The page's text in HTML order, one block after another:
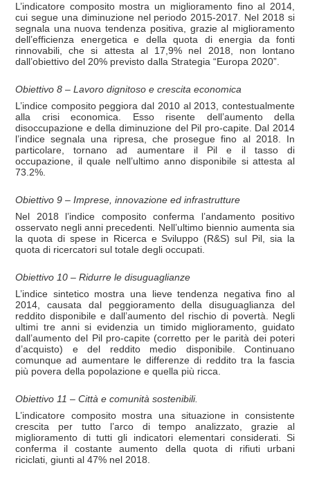
L’indicatore composito mostra un miglioramento fino al 2014,
cui segue una diminuzione nel periodo 2015-2017. Nel 2018 si
segnala una nuova tendenza positiva, grazie al miglioramento
dell’efficienza energetica e della quota di energia da fonti
rinnovabili, che si attesta al 17,9% nel 2018, non lontano
dall’obiettivo del 20% previsto dalla Strategia “Europa 2020”.
Obiettivo 8 – Lavoro dignitoso e crescita economica
L’indice composito peggiora dal 2010 al 2013, contestualmente
alla crisi economica. Esso risente dell’aumento della
disoccupazione e della diminuzione del Pil pro-capite. Dal 2014
l’indice segnala una ripresa, che prosegue fino al 2018. In
particolare, tornano ad aumentare il Pil e il tasso di
occupazione, il quale nell’ultimo anno disponibile si attesta al
73.2%.
Obiettivo 9 – Imprese, innovazione ed infrastrutture
Nel 2018 l’indice composito conferma l’andamento positivo
osservato negli anni precedenti. Nell’ultimo biennio aumenta sia
la quota di spese in Ricerca e Sviluppo (R&S) sul Pil, sia la
quota di ricercatori sul totale degli occupati.
Obiettivo 10 – Ridurre le disuguaglianze
L’indice sintetico mostra una lieve tendenza negativa fino al
2014, causata dal peggioramento della disuguaglianza del
reddito disponibile e dall’aumento del rischio di povertà. Negli
ultimi tre anni si evidenzia un timido miglioramento, guidato
dall’aumento del Pil pro-capite (corretto per le parità dei poteri
d’acquisto) e del reddito medio disponibile. Continuano
comunque ad aumentare le differenze di reddito tra la fascia
più povera della popolazione e quella più ricca.
Obiettivo 11 – Città e comunità sostenibili.
L’indicatore composito mostra una situazione in consistente
crescita per tutto l’arco di tempo analizzato, grazie al
miglioramento di tutti gli indicatori elementari considerati. Si
conferma il costante aumento della quota di rifiuti urbani
riciclati, giunti al 47% nel 2018.